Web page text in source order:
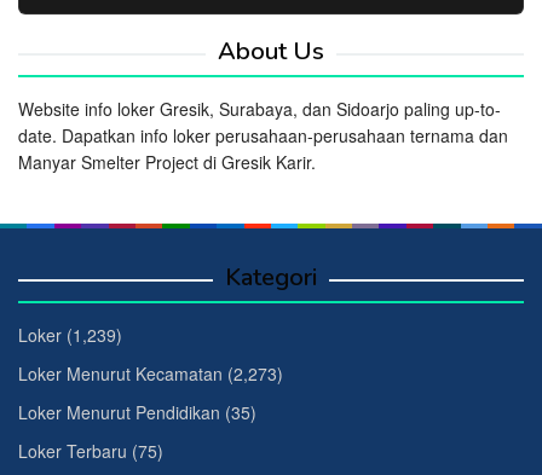
About Us
Website info loker Gresik, Surabaya, dan Sidoarjo paling up-to-
date. Dapatkan info loker perusahaan-perusahaan ternama dan
Manyar Smelter Project di Gresik Karir.
Kategori
Loker (1,239)
Loker Menurut Kecamatan (2,273)
Loker Menurut Pendidikan (35)
Loker Terbaru (75)